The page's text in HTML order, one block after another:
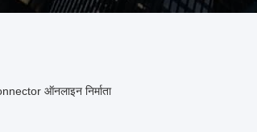
ऑनलाइन निर्माता